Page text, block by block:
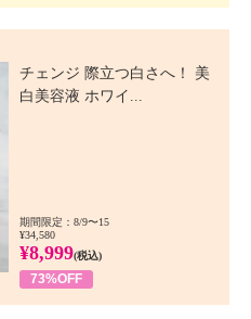
チェンジ 際立つ白さへ！ 美
白美容液 ホワイ...
期間限定：8/9〜15
¥34,580
¥8,999(税込)
73%OFF